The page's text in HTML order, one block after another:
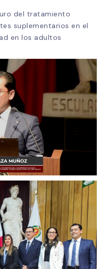
del tratamiento
suplementarios en el
en los adultos